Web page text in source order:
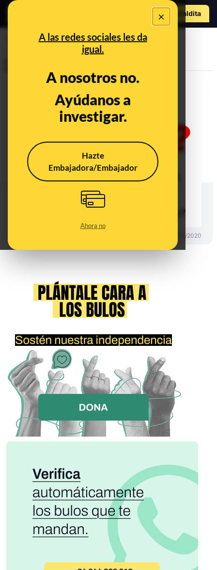
×
A las redes sociales les da
igual.
A nosotros no.
Ayúdanos a
investigar.
Hazte
Embajadora/Embajador
Ahora no
Hazte Maldita
cornavirus
¿Qué sabemos sobre los carteles
en vecindarios que piden a
sanitarios que no vuelvan a sus
casas y se alojen en otros lugares?
12/04/2020